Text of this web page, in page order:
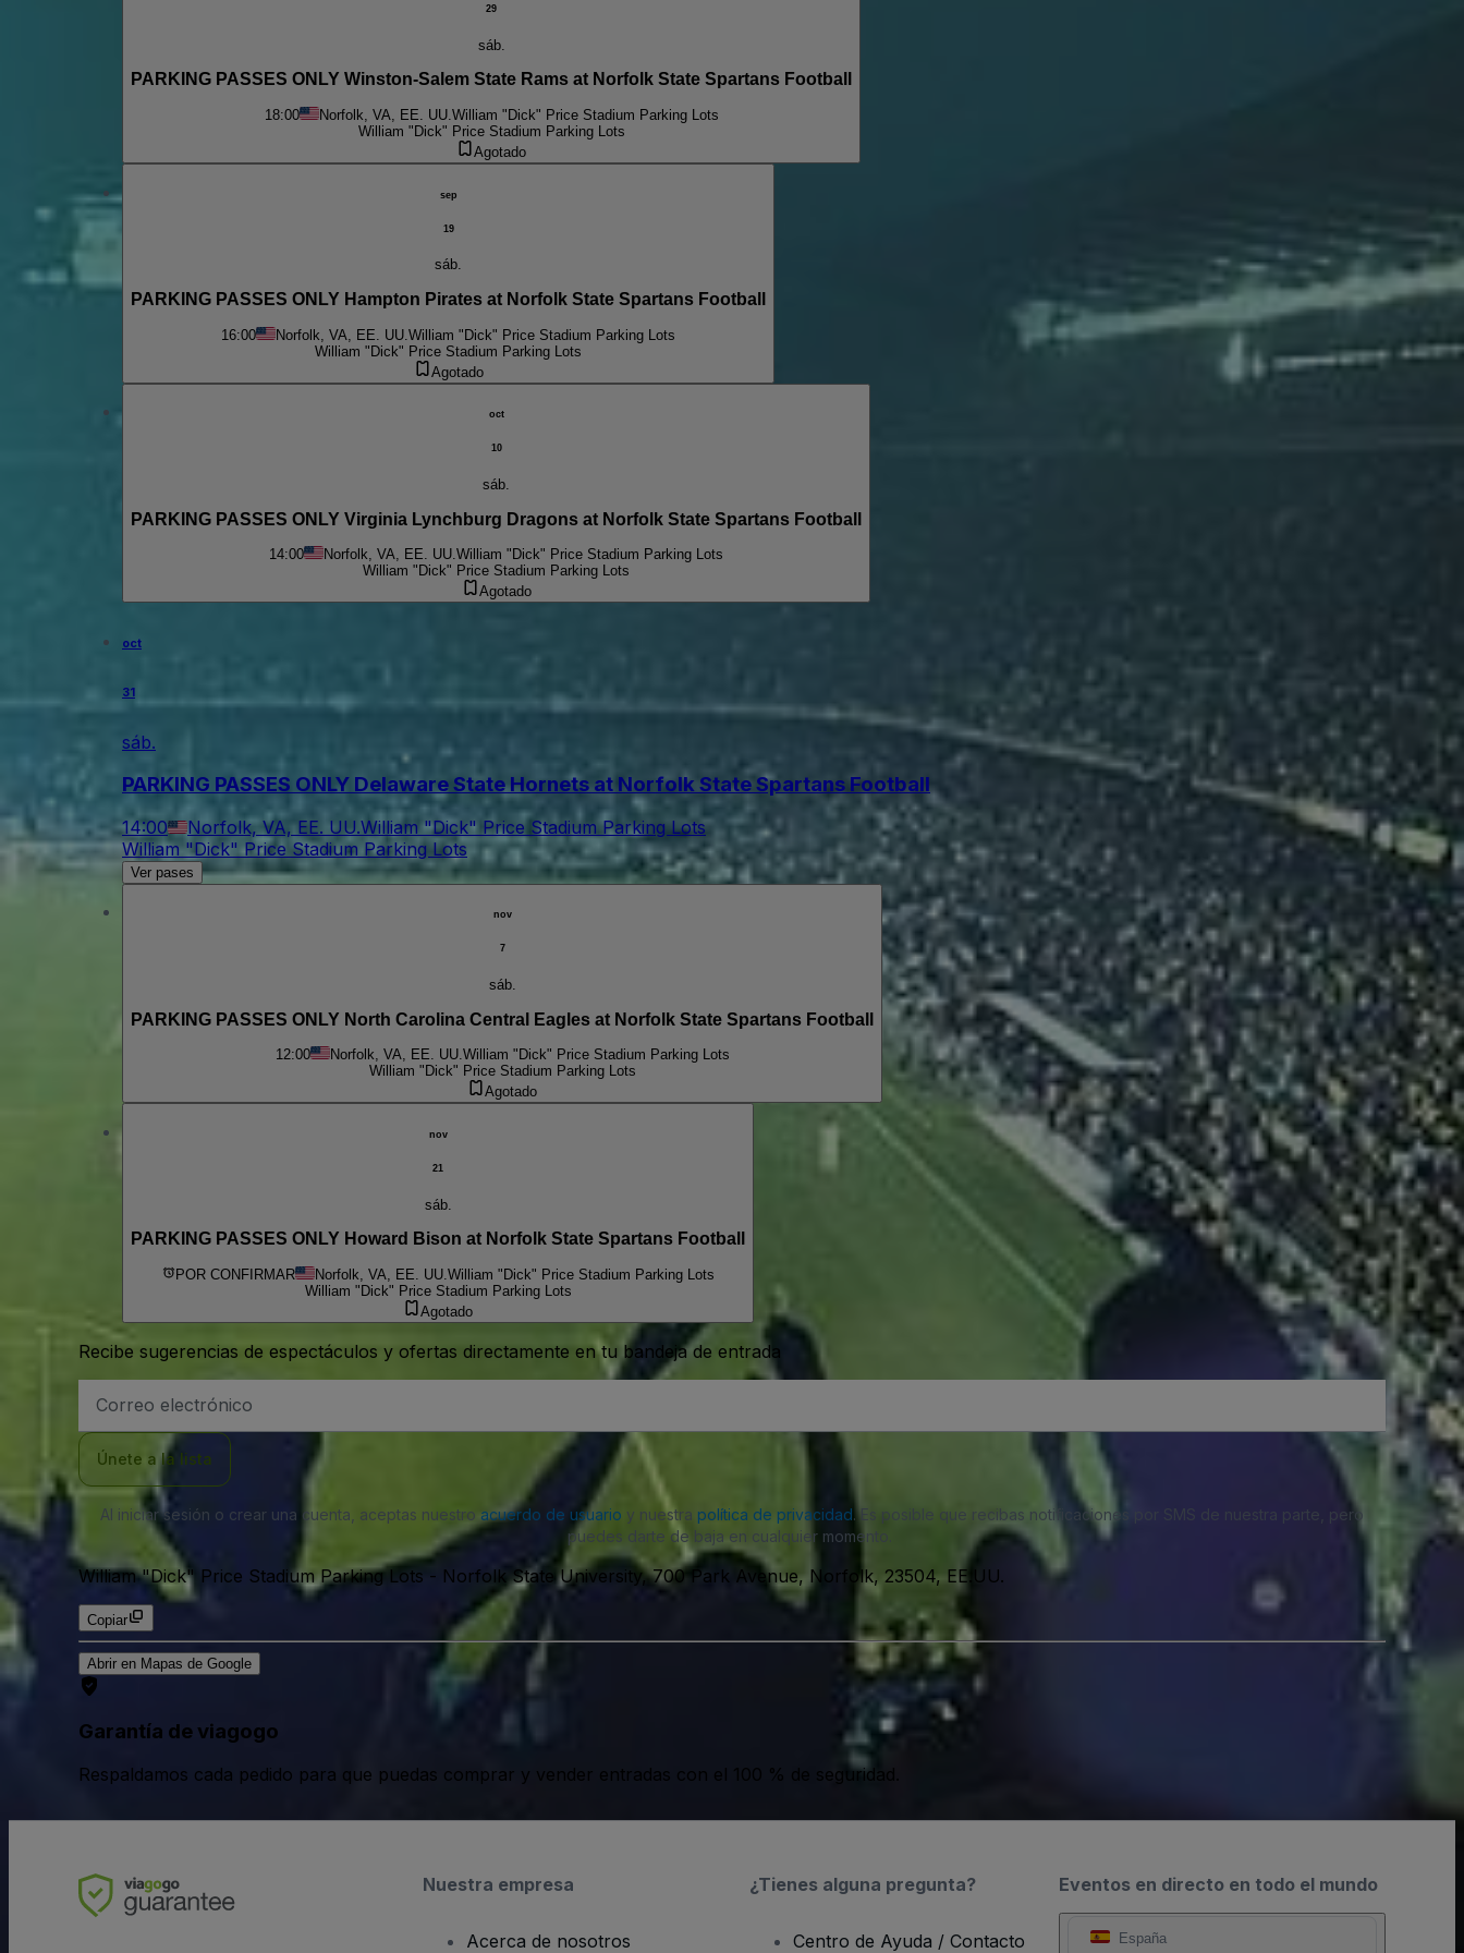
29
sáb.
PARKING PASSES ONLY Winston-Salem State Rams at Norfolk State Spartans Football
18:00 Norfolk, VA, EE. UU. William "Dick" Price Stadium Parking Lots
William "Dick" Price Stadium Parking Lots
Agotado
sep
19
sáb.
PARKING PASSES ONLY Hampton Pirates at Norfolk State Spartans Football
16:00 Norfolk, VA, EE. UU. William "Dick" Price Stadium Parking Lots
William "Dick" Price Stadium Parking Lots
Agotado
oct
10
sáb.
PARKING PASSES ONLY Virginia Lynchburg Dragons at Norfolk State Spartans Football
14:00 Norfolk, VA, EE. UU.William "Dick" Price Stadium Parking Lots
William "Dick" Price Stadium Parking Lots
Agotado
oct
31
sáb.
PARKING PASSES ONLY Delaware State Hornets at Norfolk State Spartans Football
14:00 Norfolk, VA, EE. UU.William "Dick" Price Stadium Parking Lots
William "Dick" Price Stadium Parking Lots
Ver pases
nov
7
sáb.
PARKING PASSES ONLY North Carolina Central Eagles at Norfolk State Spartans Football
12:00 Norfolk, VA, EE. UU.William "Dick" Price Stadium Parking Lots
William "Dick" Price Stadium Parking Lots
Agotado
nov
21
sáb.
PARKING PASSES ONLY Howard Bison at Norfolk State Spartans Football
POR CONFIRMAR Norfolk, VA, EE. UU. William "Dick" Price Stadium Parking Lots
William "Dick" Price Stadium Parking Lots
Agotado
Recibe sugerencias de espectáculos y ofertas directamente en tu bandeja de entrada
de
Únete a la lista
Al iniciar sesión o crear una cuenta, aceptas nuestro acuerdo de usuario y nuestra política de privacidad. Es posible que recibas notificaciones por SMS de nuestra parte, pero
puedes darte de baja en cualquier momento.
William "Dick" Price Stadium Parking Lots - Norfolk State University, 700 Park Avenue, Norfolk, 23504, EE.UU.
Copiar
Abrir en Mapas de Google
Garantía de viagogo
Respaldamos cada pedido para que puedas comprar y vender entradas con el 100 % de seguridad.
Eventos en directo en todo el mundo
España
Nuestra empresa
Acerca de nosotros
¿Tienes alguna pregunta?
Centro de Ayuda / Contacto